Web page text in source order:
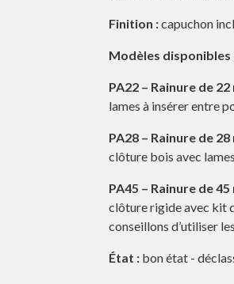
Finition :capuchon
Modèles disponibles
PA22 – Rainure de 22
lames à insérer entre
PA28 – Rainure de 28
clôture bois avec
PA45 – Rainure de 45
clôture rigide avec kit
conseillons d’utiliser
État : bon état -